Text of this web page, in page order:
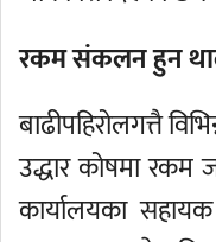
रकम संकलन हुन
बाढीपहिरोलगत्तै
उद्धार कोषमा रकम
कार्यालयका